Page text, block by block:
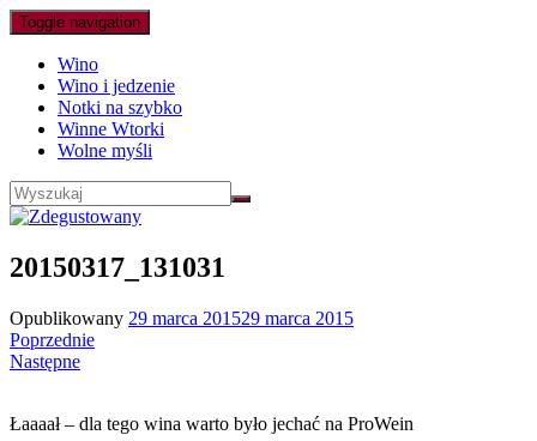
Toggle navigation
Wino
Wino i jedzenie
Notki na szybko
Winne Wtorki
Wolne myśli
20150317_131031
Opublikowany 29 marca 201529 marca 2015
Poprzednie
Następne
Łaaaał – dla tego wina warto było jechać na ProWein